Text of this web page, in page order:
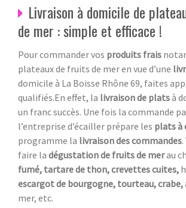
Livraison à domicile de
de mer : simple et efficace !
Pour commander vos produits frais
plateaux de fruits de mer en vue d’une
domicile à La Boisse Rhône 69, faites
qualifiés.En effet, la livraison de platsà
un franc succès. Une fois la commande
l’entreprise d’écailler prépare les plats à
programme la livraison des commandes
faire la dégustation de fruits de merau
fumé, tartare de thon, crevettes cuites,
escargot de bourgogne, tourteau, crabe,
mer, etc.